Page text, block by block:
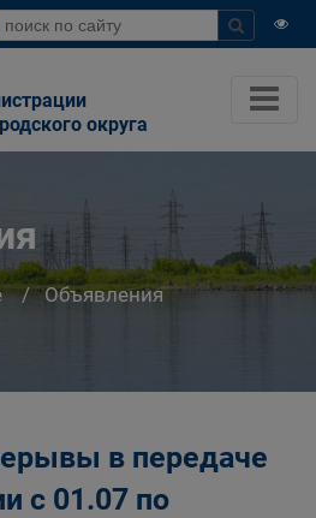
округа
Объявления
в передаче
c 01.07 по